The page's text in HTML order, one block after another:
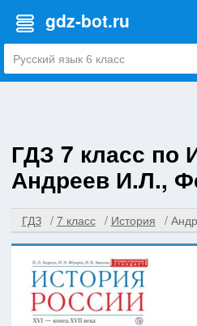
gdz-bot.ru
ГДЗ 7 класс по
Андреев И.Л.,
ГДЗ 7 класс История